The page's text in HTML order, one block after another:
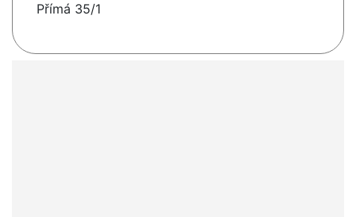
Přímá 35/1